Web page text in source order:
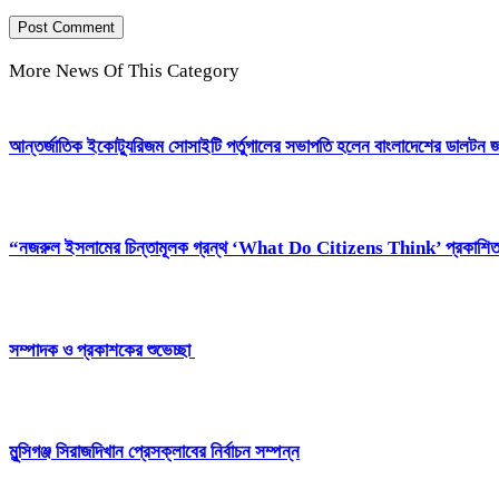
More News Of This Category
আন্তর্জাতিক ইকোট্যুরিজম সোসাইটি পর্তুগালের সভাপতি হলেন বাংলাদেশের ডালটন
“নজরুল ইসলামের চিন্তামূলক গ্রন্থ ‘What Do Citizens Think’
সম্পাদক ও প্রকাশকের শুভেচ্ছা
মুন্সিগঞ্জ সিরাজদিখান প্রেসক্লাবের নির্বাচন সম্পন্ন